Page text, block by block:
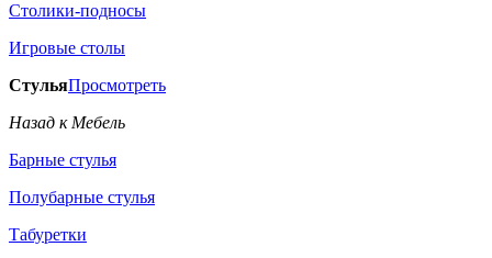
Столики-подносы
Игровые столы
СтульяПросмотреть
Назад к Мебель
Барные стулья
Полубарные стулья
Табуретки